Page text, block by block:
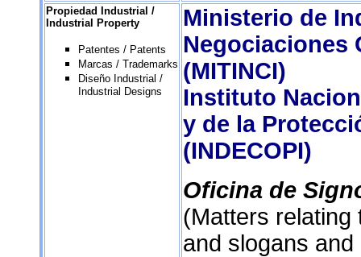
Propiedad Industrial /
Industrial Property
Patentes / Patents
Marcas / Trademarks
Diseño Industrial /
Industrial Designs
Ministerio de
Negociaciones
(MITINCI)
Instituto
y de la
(INDECOPI)
Oficina de
(Matters relating
and slogans